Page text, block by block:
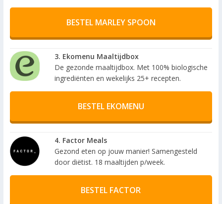
BESTEL MARLEY SPOON
3. Ekomenu Maaltijdbox
De gezonde maaltijdbox. Met 100% biologische
ingrediënten en wekelijks 25+ recepten.
BESTEL EKOMENU
4. Factor Meals
Gezond eten op jouw manier! Samengesteld
door diëtist. 18 maaltijden p/week.
BESTEL FACTOR